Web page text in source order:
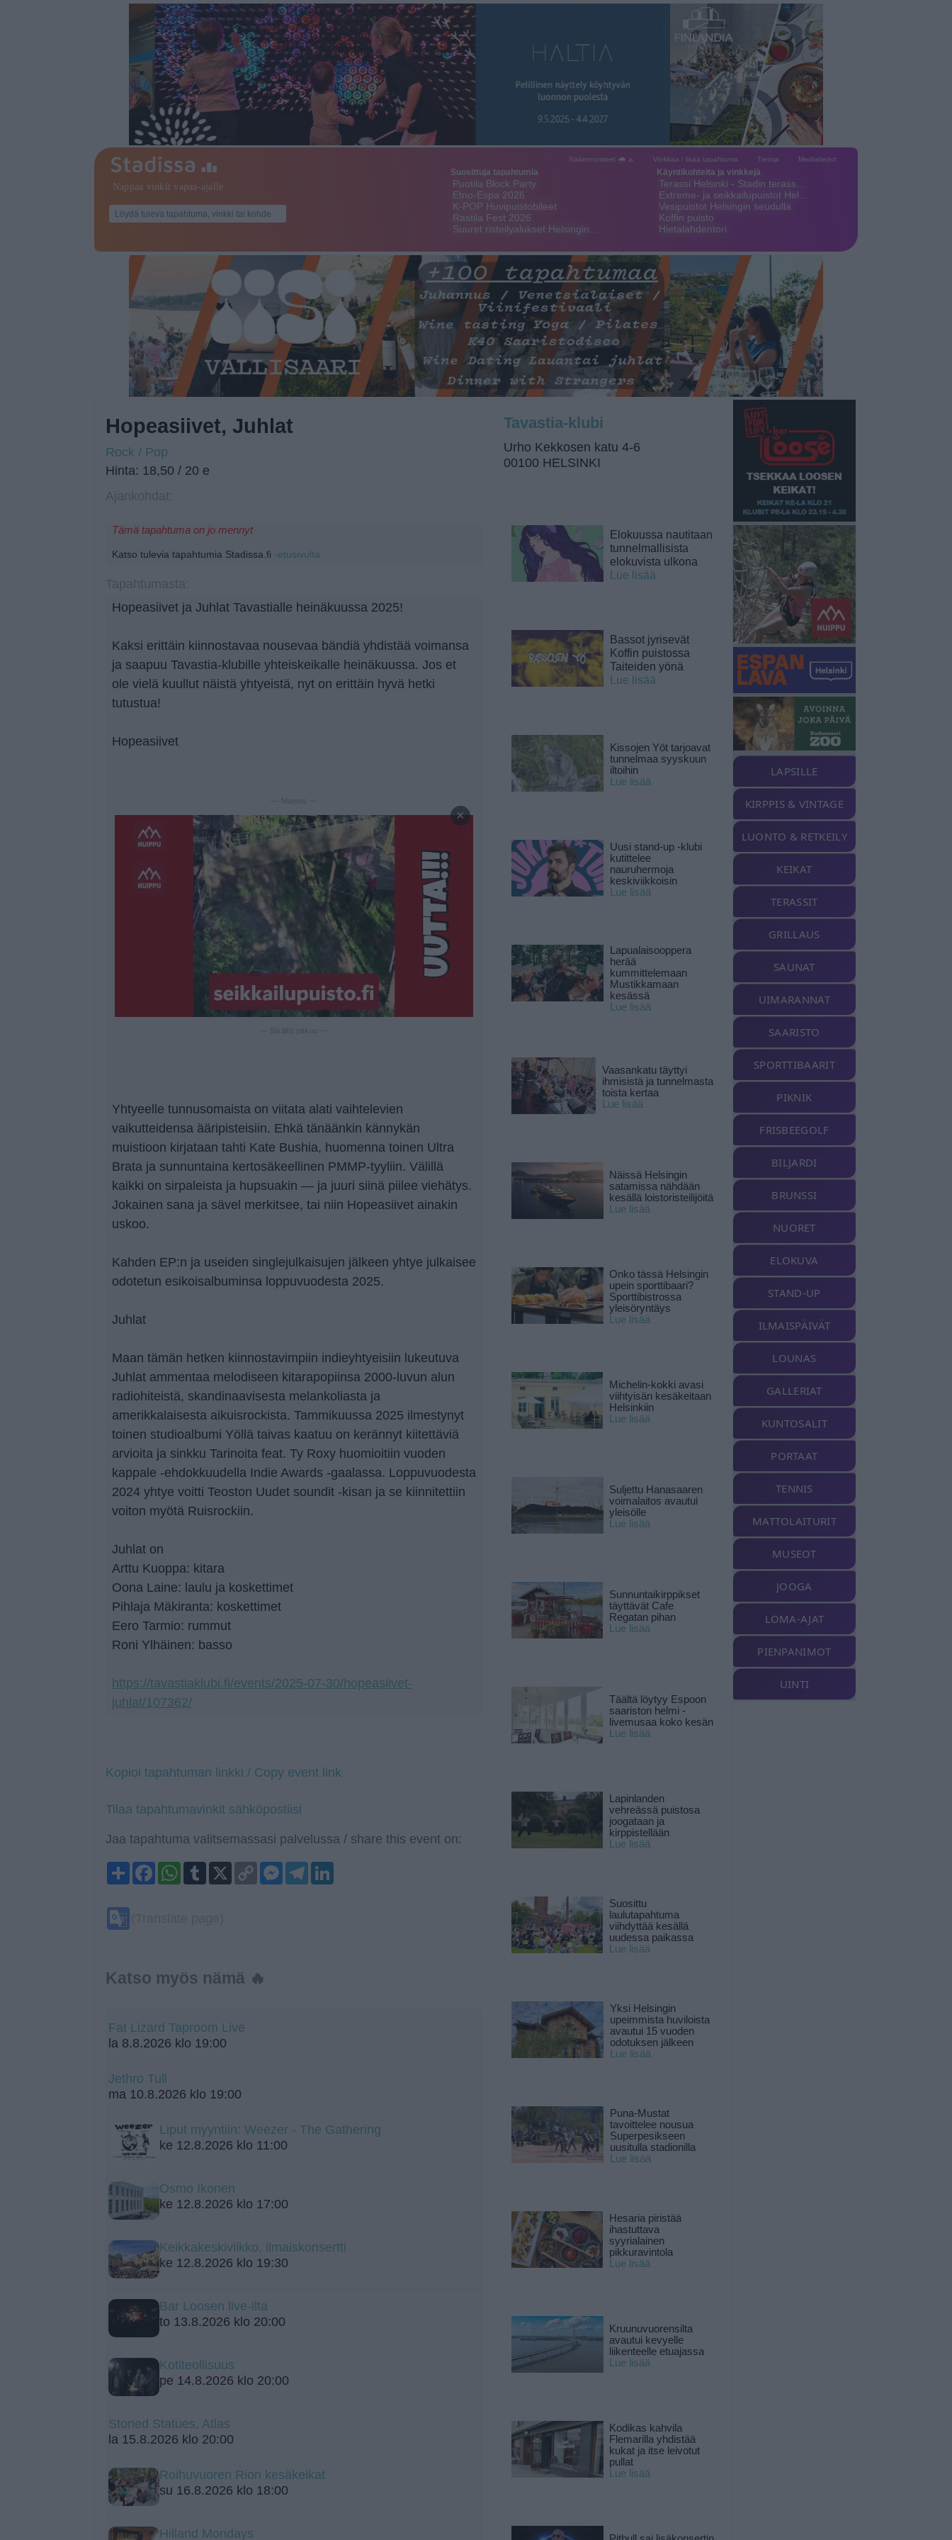
Sääennusteet 🌧 ☼ Vinkkaa / lisää tapahtuma Tietoja Mediatiedot
Suosittuja tapahtumia
Puotila Block Party
Etno-Espa 2026
K-POP Huvipuistobileet
Rastila Fest 2026
Suuret risteilyalukset Helsingin…
Käyntikohteita ja vinkkejä
Terassi Helsinki - Stadin terass…
Extreme- ja seikkailupuistot Hel…
Vesipuistot Helsingin seudulla
Koffin puisto
Hietalahdentori
Hopeasiivet, Juhlat
Rock / Pop
Hinta: 18,50 / 20 e
Tämä tapahtuma on jo mennyt
Katso tulevia tapahtumia Stadissa.fi -etusivulta.
Hopeasiivet ja Juhlat Tavastialle heinäkuussa 2025!
Kaksi erittäin kiinnostavaa nousevaa bändiä yhdistää voimansa
ja saapuu Tavastia-klubille yhteiskeikalle heinäkuussa. Jos et
ole vielä kuullut näistä yhtyeistä, nyt on erittäin hyvä hetki
tutustua!
Hopeasiivet
— Mainos —
×
Yhtyeelle tunnusomaista on viitata alati vaihtelevien
vaikutteidensa ääripisteisiin. Ehkä tänäänkin kännykän
muistioon kirjataan tahti Kate Bushia, huomenna toinen Ultra
Brata ja sunnuntaina kertosäkeellinen PMMP-tyyliin. Välillä
kaikki on sirpaleista ja hupsuakin — ja juuri siinä piilee viehätys.
Jokainen sana ja sävel merkitsee, tai niin Hopeasiivet ainakin
uskoo.
Kahden EP:n ja useiden singlejulkaisujen jälkeen yhtye julkaisee
odotetun esikoisalbuminsa loppuvuodesta 2025.
Juhlat
Maan tämän hetken kiinnostavimpiin indieyhtyeisiin lukeutuva
Juhlat ammentaa melodiseen kitarapopiinsa 2000-luvun alun
radiohiteistä, skandinaavisesta melankoliasta ja
amerikkalaisesta aikuisrockista. Tammikuussa 2025 ilmestynyt
toinen studioalbumi Yöllä taivas kaatuu on kerännyt kiitettäviä
arvioita ja sinkku Tarinoita feat. Ty Roxy huomioitiin vuoden
kappale -ehdokkuudella Indie Awards -gaalassa. Loppuvuodesta
2024 yhtye voitti Teoston Uudet soundit -kisan ja se kiinnitettiin
voiton myötä Ruisrockiin.
Juhlat on
Arttu Kuoppa: kitara
Oona Laine: laulu ja koskettimet
Pihlaja Mäkiranta: koskettimet
Eero Tarmio: rummut
Roni Ylhäinen: basso
https://tavastiaklubi.fi/events/2025-07-30/hopeasiivet-
juhlat/107362/
Kopioi tapahtuman linkki / Copy event link
Tilaa tapahtumavinkit sähköpostiisi
Jaa tapahtuma valitsemassasi palvelussa / share this event on:
ShareFacebookWhatsApp
Tumblr
X
Copy
Link
Messenger
Telegram
Katso myös nämä 🔥
Fat Lizard Taproom Live
la 8.8.2026 klo 19:00
Jethro Tull
ma 10.8.2026 klo 19:00
Liput myyntiin: Weezer - The Gathering
ke 12.8.2026 klo 11:00
Osmo Ikonen
ke 12.8.2026 klo 17:00
Keikkakeskiviikko, ilmaiskonsertti
ke 12.8.2026 klo 19:30
Bar Loosen live-ilta
to 13.8.2026 klo 20:00
Kotiteollisuus
pe 14.8.2026 klo 20:00
Stoned Statues, Atlas
la 15.8.2026 klo 20:00
Roihuvuoren Rion kesäkeikat
su 16.8.2026 klo 18:00
Hilland Mondays
Tavastia-klubi
Urho Kekkosen katu 4-6
00100 HELSINKI
Elokuussa nautitaan
tunnelmallisista
elokuvista ulkona
Lue lisää
Bassot jyrisevät
Koffin puistossa
Taiteiden yönä
Lue lisää
Kissojen Yöt tarjoavat
tunnelmaa syyskuun
iltoihin
Lue lisää
Uusi stand-up -klubi
kutittelee
nauruhermoja
keskiviikkoisin
Lue lisää
Lapualaisooppera
herää
kummittelemaan
Mustikkamaan
kesässä
Lue lisää
Vaasankatu täyttyi
ihmisistä ja tunnelmasta
toista kertaa
Lue lisää
Näissä Helsingin
satamissa nähdään
kesällä loistoristeilijöitä
Lue lisää
Onko tässä Helsingin
upein sporttibaari?
Sporttibistrossa
yleisöryntäys
Lue lisää
Michelin-kokki avasi
viihtyisän kesäkeitaan
Helsinkiin
Lue lisää
Suljettu Hanasaaren
voimalaitos avautui
yleisölle
Lue lisää
Sunnuntaikirppikset
täyttävät Cafe
Regatan pihan
Lue lisää
Täältä löytyy Espoon
saariston helmi -
livemusaa koko kesän
Lue lisää
Lapinlanden
vehreässä puistosa
joogataan ja
kirppistellään
Lue lisää
Suosittu
laulutapahtuma
viihdyttää kesällä
uudessa paikassa
Lue lisää
Yksi Helsingin
upeimmista huviloista
avautui 15 vuoden
odotuksen jälkeen
Lue lisää
Puna-Mustat
tavoittelee nousua
Superpesikseen
uusitulla stadionilla
Lue lisää
Hesaria piristää
ihastuttava
syyrialainen
pikkuravintola
Lue lisää
Kruunuvuorensilta
avautui kevyelle
liikenteelle etuajassa
Lue lisää
Kodikas kahvila
Flemarilla yhdistää
kukat ja itse leivotut
pullat
Lue lisää
LAPSILLE
KIRPPIS & VINTAGE
LUONTO & RETKEILY
KEIKAT
TERASSIT
GRILLAUS
SAUNAT
UIMARANNAT
SAARISTO
SPORTTIBAARIT
PIKNIK
FRISBEEGOLF
BILJARDI
BRUNSSI
NUORET
ELOKUVA
STAND-UP
ILMAISPÄIVÄT
LOUNAS
GALLERIAT
KUNTOSALIT
PORTAAT
TENNIS
MATTOLAITURIT
MUSEOT
JOOGA
LOMA-AJAT
PIENPANIMOT
UINTI